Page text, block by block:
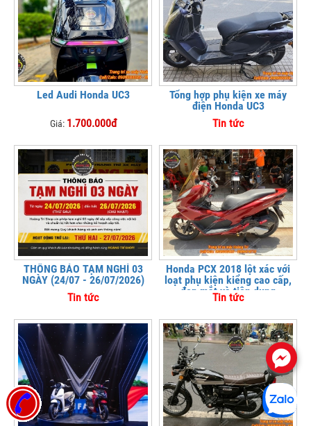
Led Audi Honda UC3
Giá: 1.700.000đ
Tổng hợp phụ kiện xe máy
điện Honda UC3
Tin tức
THÔNG BÁO TẠM NGHỈ 03
NGÀY (24/07 - 26/07/2026)
Tin tức
Honda PCX 2018 lột xác với
loạt phụ kiện kiểng cao cấp,
đẹp mắt và tiện dụng
Tin tức
.